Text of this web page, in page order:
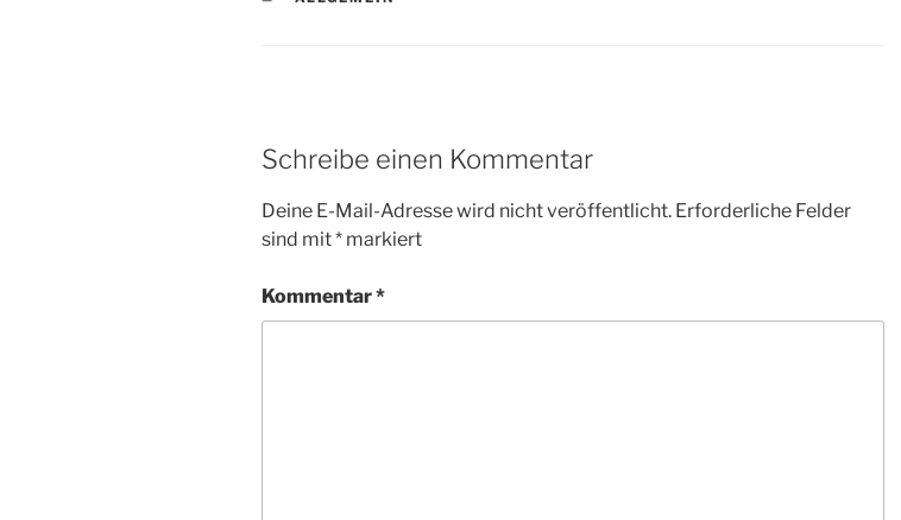
Schreibe einen Kommentar
Deine E-Mail-Adresse wird nicht veröffentlicht. Erforderliche Felder
sind mit* markiert
Kommentar*